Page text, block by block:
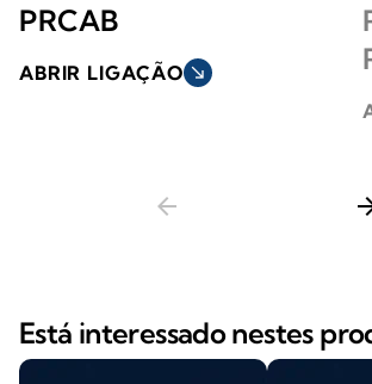
PRCAB
ABRIR LIGAÇÃO south_east
arrow_back
Está interessado nestes